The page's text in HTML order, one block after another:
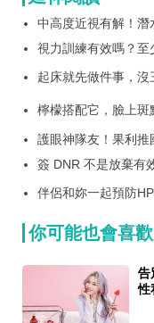
中高度近視有解！潛
蛋白眼內鏡
視力訓練有效嗎？至
起床就先做件事，
檸檬搭配它，臉上斑
護眼神隊友！果利
簽 DNR 不是放棄有
伴侶和妳一起預防
你可能也會喜歡
告
性